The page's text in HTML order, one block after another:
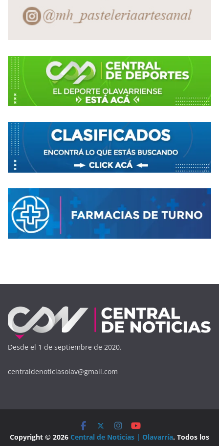
Desde el 1 de septiembre de 2020.
centraldenoticiasolav@gmail.com
Copyright © 2026 Central de Noticias | Olavarría. Todos los